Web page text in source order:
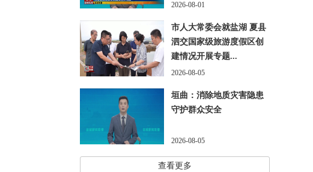
2026-08-01
市人大常委会就盐湖 夏县
泗交国家级旅游度假区创
建情况开展专题...
2026-08-05
垣曲：消除地质灾害隐患
守护群众安全
2026-08-05
查看更多